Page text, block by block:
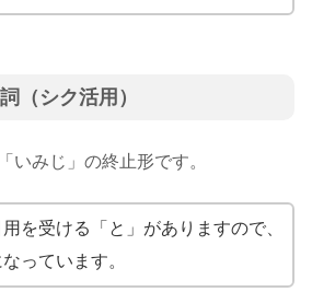
（シク活用）
いみじ」の終止形です。
を受ける「と」がありますので、
っています。